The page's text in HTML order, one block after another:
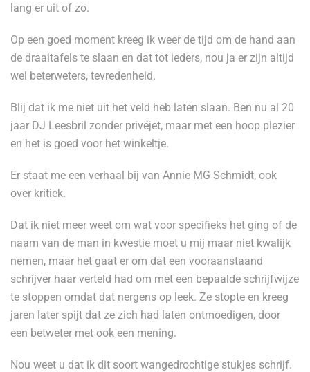
lang er uit of zo.
Op een goed moment kreeg ik weer de tijd om de hand aan
de draaitafels te slaan en dat tot ieders, nou ja er zijn altijd
wel beterweters, tevredenheid.
Blij dat ik me niet uit het veld heb laten slaan. Ben nu al 20
jaar DJ Leesbril zonder privéjet, maar met een hoop plezier
en het is goed voor het winkeltje.
Er staat me een verhaal bij van Annie MG Schmidt, ook
over kritiek.
Dat ik niet meer weet om wat voor specifieks het ging of de
naam van de man in kwestie moet u mij maar niet kwalijk
nemen, maar het gaat er om dat een vooraanstaand
schrijver haar verteld had om met een bepaalde schrijfwijze
te stoppen omdat dat nergens op leek. Ze stopte en kreeg
jaren later spijt dat ze zich had laten ontmoedigen, door
een betweter met ook een mening.
Nou weet u dat ik dit soort wangedrochtige stukjes schrijf.